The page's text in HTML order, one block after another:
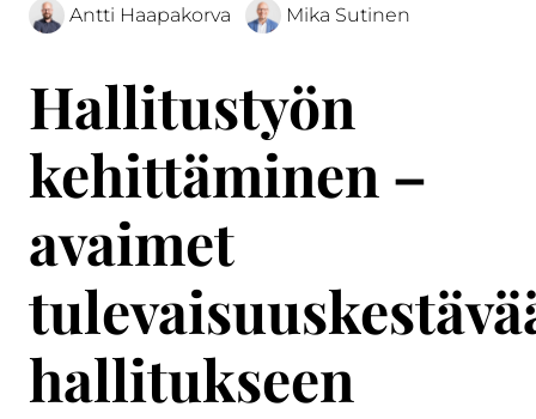
Antti Haapakorva Mika Sutinen
Hallitustyön
kehittäminen –
avaimet
hallitukseen